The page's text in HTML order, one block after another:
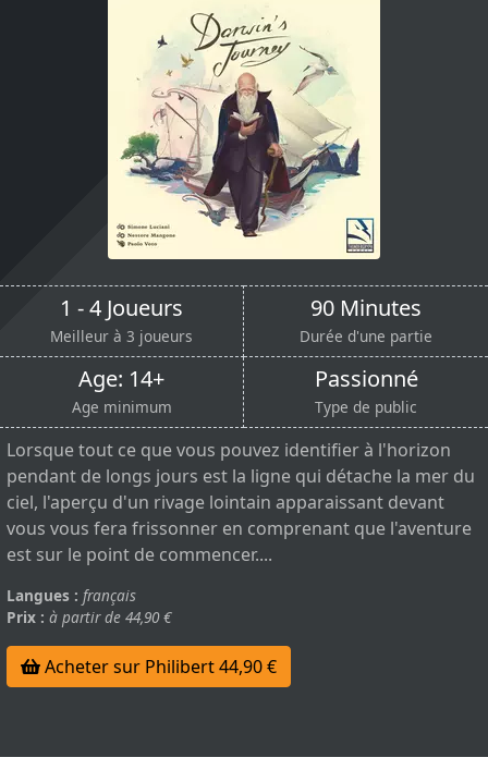
1 - 4 Joueurs
Meilleur à 3 joueurs
90 Minutes
Durée d'une partie
Age: 14+
Age minimum
Passionné
Type de public
Lorsque tout ce que vous pouvez identifier à l'horizon
pendant de longs jours est la ligne qui détache la mer du
ciel, l'aperçu d'un rivage lointain apparaissant devant
vous vous fera frissonner en comprenant que l'aventure
est sur le point de commencer....
Langues : français
Prix : à partir de 44,90 €
Acheter sur Philibert 44,90 €